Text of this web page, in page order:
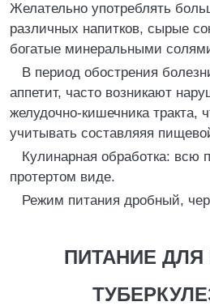
Желательно употреблять
различных напитков, сырые
богатые минеральными
В период обострения
аппетит, часто возникают
желудочно-кишечника тракта,
учитывать составляяя
Кулинарная обработка: всю
протертом виде.
Режим питания дробный,
ПИТАНИЕ